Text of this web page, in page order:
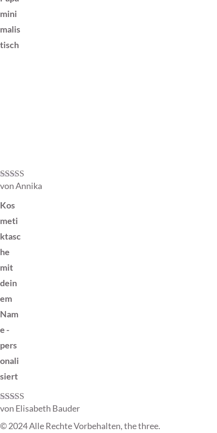
mini
malis
tisch
Bewertet mit
von Annika
Kos
meti
ktasc
he
mit
dein
em
Nam
e -
pers
onali
siert
Bewertet mit
von Elisabeth Bauder
© 2024 Alle Rechte Vorbehalten, the three.